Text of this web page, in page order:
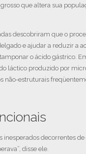
que altera sua
descobriram que o
e ajudar a reduzir a
o ácido gástrico.
láctico produzido por
não-estruturais
decorrentes
disse ele.